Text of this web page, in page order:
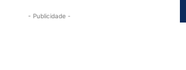
- Publicidade -